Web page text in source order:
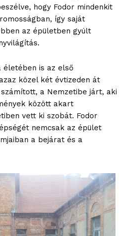
hogy Fodor mindenkit
így saját
az épületben gyúlt
életében is az első
közel két évtizeden át
a Nemzetibe járt, aki
között akart
vett ki szobát. Fodor
nemcsak az épület
a bejárat és a